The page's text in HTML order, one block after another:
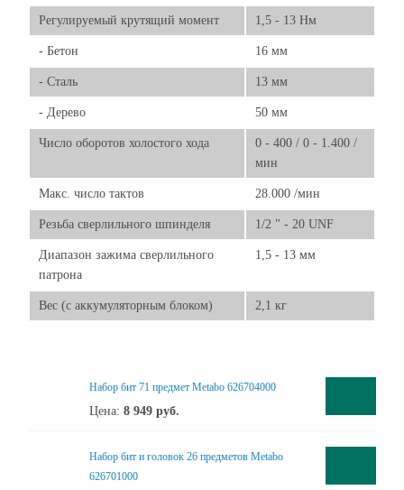
Регулируемый крутящий момент 1,5 - 13 Нм
- Бетон 16 мм
- Сталь 13 мм
- Дерево 50 мм
Число оборотов холостого хода
0 - 400 / 0 - 1.400 /
мин
Макс. число тактов 28.000 /мин
Резьба сверлильного шпинделя 1/2 " - 20 UNF
Диапазон зажима сверлильного
патрона
1,5 - 13 мм
Вес (с аккумуляторным блоком) 2,1 кг
Набор бит 71 предмет Metabo 626704000
Цена: 8 949 руб.
Набор бит и головок 26 предметов Metabo
626701000